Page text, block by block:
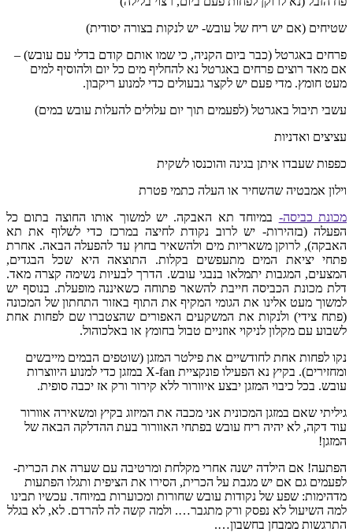
שטיחים (אם יש ריח של עובש- יש לנקות בצורה יסודית)
פרחים באגרטל (כבר ביום הקניה, כי שמו אותם קודם בדלי עם עובש) –
אם מאד רוצים פרחים באגרטל נא להחליף מים כל יום ולהוסיף למים
מעט חומץ. מדי פעם יש לקצר גבעולים כדי למנוע ריקבון.
עשבי תיבול באגרטל (לפעמים תוך יום עלולים להעלות עובש במים)
עציצים ואדניות
כפפות שעבדו איתן בגינה והוכנסו לשקית
וילון אמבטיה שהשחיר או העלה כתמי פטרת
מכונת כביסה- במיוחד תא האבקה. יש למשוך אותו החוצה בתום כל
הפעלה (בזהירות- יש לרוב נקודת לחיצה במרכז כדי לשלוף את תא
האבקה), לרוקן משאריות מים ולהשאיר בחוץ עד להפעלה הבאה. אחרת
פתחי יציאת המים מתעפשים בקלות. התוצאה היא שכל הבגדים,
המצעים, המגבות יתמלאו בנבגי עובש. הדרך לבעיות נשימה קצרה מאד.
דלת מכונת הכביסה חייבת להשאר פתוחה כשאיננה מופעלת. בנוסף יש
למשוך מעט אלינו את הגומי המקיף את התוף באזור התחתון של המכונה
(פתח צידי) ולנקות את המשקעים האפורים שהצטברו שם לפחות אחת
לשבוע עם מקלון לניקוי אוזניים טבול בחומץ או באלכוהול.
נקו לפחות אחת לחודשיים את פילטר המזגן (שוטפים הבמים מייבשים
ומחזירים). בקיץ נא הפעילו פונקציית X-fan במזגן כדי למנוע היווצרות
עובש. בכל כיבוי המזגן יבצע איוורור ללא קירור ורק אז יכבה סופית.
גיליתי שאם במזגן המכונית אני מכבה את המיזוג בקיץ ומשאירה אוורור
עוד דקה, לא יהיה ריח עובש בפתחי האוורור בעת ההדלקה הבאה של
המזגן!
הפתעה! אם הילדה ישנה אחרי מקלחת ומרטיבה עם שערה את הכרית-
לפעמים גם אם יש מגבת על הכרית, הסירו את הציפית ותגלו הפתעות
מדהימות: שפע של נקודות עובש שחורות ומכוערות במיוחד. עכשיו תבינו
למה השיעול לא נפסק ורק מתגבר…. ולמה קשה לה להרדם. לא, לא בגלל
התרגשות ממבחן בחשבון….